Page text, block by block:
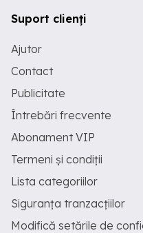
Suport clienți
Ajutor
Contact
Publicitate
Întrebări frecvente
Abonament VIP
Termeni și condiții
Lista categoriilor
Siguranța tranzacțiilor
Modifică setările de